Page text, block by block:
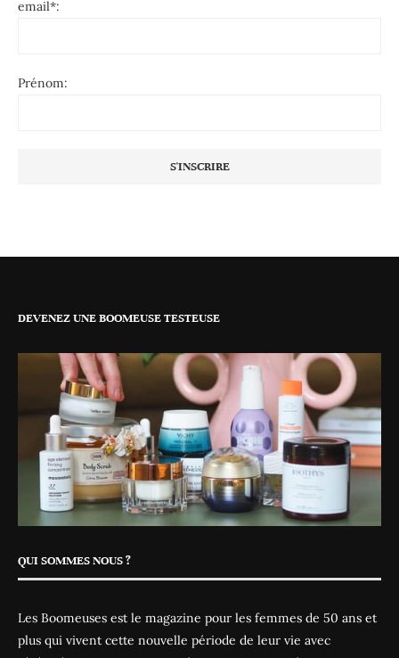
email*:
Prénom:
DEVENEZ UNE BOOMEUSE TESTEUSE
QUI SOMMES NOUS ?
Les Boomeuses est le magazine pour les femmes de 50 ans et
plus qui vivent cette nouvelle période de leur vie avec